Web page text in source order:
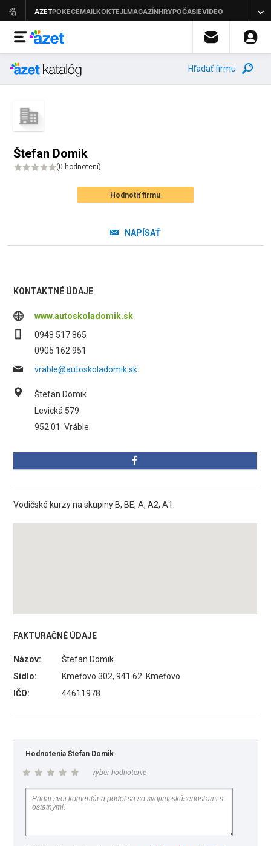
Hľadať firmu
Štefan Domik
(0 hodnotení)
Hodnotiť firmu
NAPÍSAŤ
KONTAKTNÉ ÚDAJE
www.autoskoladomik.sk
0948 517 865
0905 162 951
vrable@autoskoladomik.sk
Štefan Domik
Levická 579
952 01 Vráble
Vodičské kurzy na skupiny B, BE, A, A2, A1.
FAKTURAČNÉ ÚDAJE
Názov:
Štefan Domik
Sídlo:
Kmeťovo 302, 941 62 Kmeťovo
IČO:
44611978
Hodnotenia Štefan Domik
vyber hodnotenie